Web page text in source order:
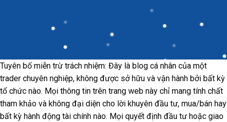
Tuyên bố miễn trừ trách nhiệm: Đây là blog cá nhân của một
trader chuyên nghiệp, không được sở hữu và vận hành bởi bất kỳ
tổ chức nào. Mọi thông tin trên trang web này chỉ mang tính chất
tham khảo và không đại diện cho lời khuyên đầu tư, mua/bán hay
bất kỳ hành động tài chính nào. Mọi quyết định đầu tư hoặc giao